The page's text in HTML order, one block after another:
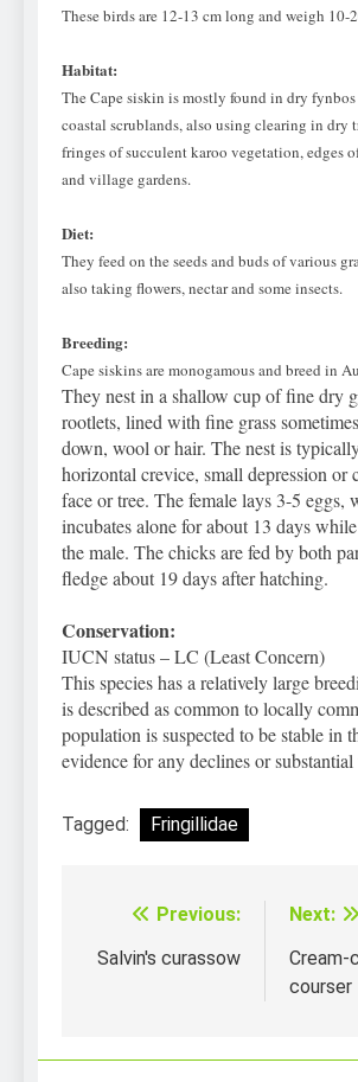
These birds are 12-13 cm long and weigh 10-
Habitat:
The Cape siskin is mostly found in dry fynbos
coastal scrublands, also using clearing in dry
fringes of succulent karoo vegetation, edges
and village gardens.
Diet:
They feed on the seeds and buds of various
also taking flowers, nectar and some insects.
Breeding:
Cape siskins are monogamous and breed in
They nest in a shallow cup of fine dry
rootlets, lined with fine grass
down, wool or hair. The nest is
horizontal crevice, small depression or
face or tree. The female lays 3-5 eggs,
incubates alone for about 13 days
the male. The chicks are fed by both
fledge about 19 days after hatching.
Conservation:
IUCN status – LC (Least Concern)
This species has a relatively large
is described as common to locally
population is suspected to be stable in
evidence for any declines or substantial
Tagged: Fringillidae
Điều
hướng
Previous:
Salvin's curassow
Next:
Cream-
courser